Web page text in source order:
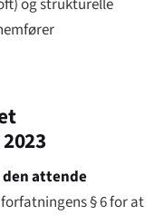
den attende
§ 6 for at